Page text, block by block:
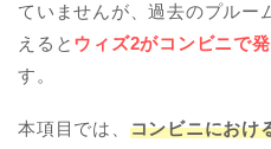
ていませんが、過去のプルー
えると ウィズ2がコンビニで
す。
本項目では、 コンビニにおけ